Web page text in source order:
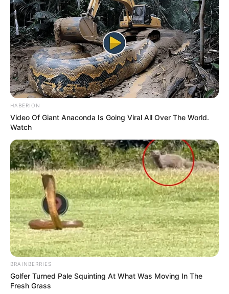
HABERION
Video Of Giant Anaconda Is Going Viral All Over The World.
Watch
BRAINBERRIES
Golfer Turned Pale Squinting At What Was Moving In The
Fresh Grass